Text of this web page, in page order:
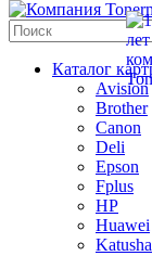
Каталог
Avision
Brother
Canon
Deli
Epson
Fplus
HP
Huawei
Katusha